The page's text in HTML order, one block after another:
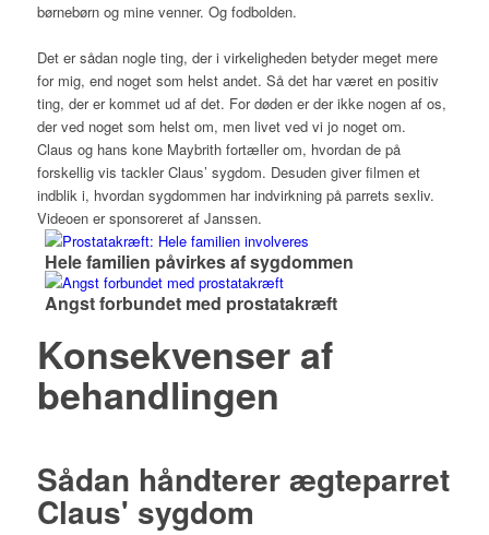
børnebørn og mine venner. Og fodbolden.
Det er sådan nogle ting, der i virkeligheden betyder meget mere
for mig, end noget som helst andet. Så det har været en positiv
ting, der er kommet ud af det. For døden er der ikke nogen af os,
der ved noget som helst om, men livet ved vi jo noget om.
Claus og hans kone Maybrith fortæller om, hvordan de på
forskellig vis tackler Claus’ sygdom. Desuden giver filmen et
indblik i, hvordan sygdommen har indvirkning på parrets sexliv.
Videoen er sponsoreret af Janssen.
Hele familien påvirkes af sygdommen
Angst forbundet med prostatakræft
Konsekvenser af
behandlingen
Sådan håndterer ægteparret
Claus' sygdom